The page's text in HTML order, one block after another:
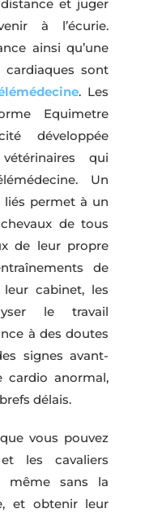
et juger
à l’écurie.
ainsi qu’une
sont
. Les
Equimetre
développée
qui
Un
permet à un
de tous
de leur propre
de
leur cabinet, les
le travail
à des doutes
signes avant-
cardio anormal,
délais.
vous pouvez
les cavaliers
même sans la
et obtenir leur